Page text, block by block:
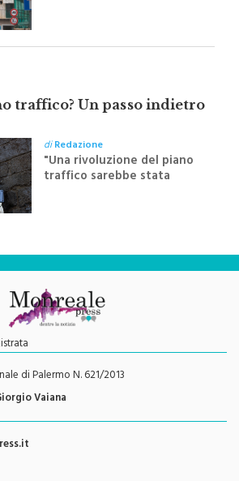
Festa del Santissimo
traffico? Un passo indietro
diRedazione
"Una rivoluzione del piano
traffico sarebbe stata
di Palermo N. 621/2013
Vaiana